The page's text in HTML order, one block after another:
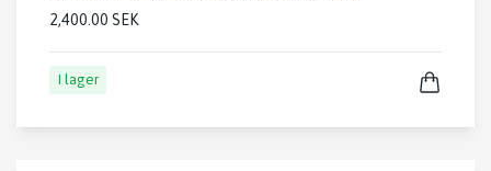
2,400.00 SEK
I lager